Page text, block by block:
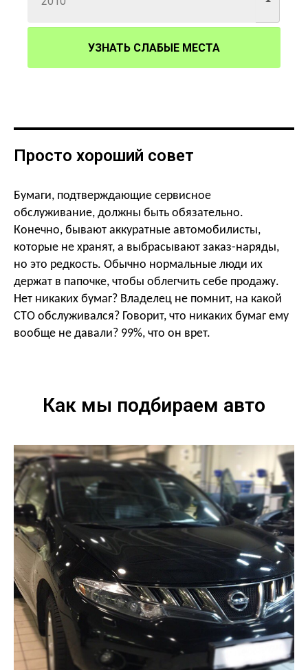
УЗНАТЬ СЛАБЫЕ МЕСТА
Просто хороший совет
Бумаги, подтверждающие сервисное
обслуживание, должны быть обязательно.
Конечно, бывают аккуратные автомобилисты,
которые не хранят, а выбрасывают заказ-наряды,
но это редкость. Обычно нормальные люди их
держат в папочке, чтобы облегчить себе продажу.
Нет никаких бумаг? Владелец не помнит, на какой
СТО обслуживался? Говорит, что никаких бумаг ему
вообще не давали? 99%, что он врет.
Как мы подбираем авто